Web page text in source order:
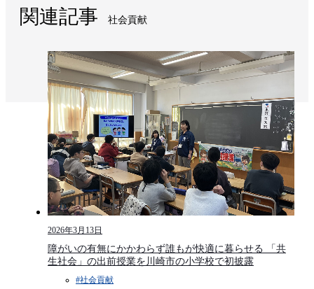
関連記事 社会貢献​
2026年3月13日
障がいの有無にかかわらず誰もが快適に暮らせる 「共
生社会」の出前授業を川崎市の小学校で初披露
#社会貢献​